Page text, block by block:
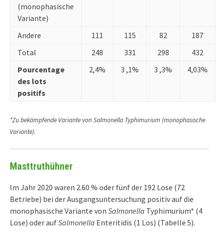
(monophasische
Variante)
Andere 111 115 82
187
Total
248 331 298
432
Pourcentage
des lots
positifs
2,4% 3 ,1% 3 ,3% 4,03%
*Zu bekämpfende Variante von Salmonella Typhimurium (monophasische
Variante).
Masttruthühner
Im Jahr 2020 waren 2.60 % oder fünf der 192 Lose (72
Betriebe) bei der Ausgangsuntersuchung positiv auf die
monophasische Variante von Salmonella Typhimurium* (4
Lose) oder aufSalmonella Enteritidis (1 Los) (Tabelle 5).